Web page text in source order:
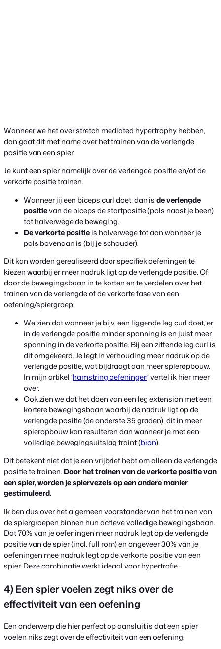
Wanneer we het over stretch mediated hypertrophy hebben,
dan gaat dit met name over het trainen van de verlengde
positie van een spier.
Je kunt een spier namelijk over de verlengde positie en/of de
verkorte positie trainen.
Wanneer jij een biceps curl doet, dan isde verlengde
positievan de biceps de startpositie (pols naast je been)
tot halverwege de beweging.
De verkorte positieis halverwege tot aan wanneer je
pols bovenaan is (bij je schouder).
Dit kan worden gerealiseerd door specifiek oefeningen te
kiezen waarbij er meer nadruk ligt op de verlengde positie. Of
door de bewegingsbaan in te korten en te verdelen over het
trainen van de verlengde of de verkorte fase van een
oefening/spiergroep.
We zien dat wanneer je bijv. een liggende leg curl doet, er
in de verlengde positie minder spanning is en juist meer
spanning in de verkorte positie. Bij een zittende leg curl is
dit omgekeerd. Je legt in verhouding meer nadruk op de
verlengde positie, wat bijdraagt aan meer spieropbouw.
In mijn artikel ‘hamstring oefeningen‘ vertel ik hier meer
over.
Ook zien we dat het doen van een leg extension met een
kortere bewegingsbaan waarbij de nadruk ligt op de
verlengde positie (de onderste 35 graden), dit in meer
spieropbouw kan resulteren dan wanneer je met een
volledige bewegingsuitslag traint (bron).
Dit betekent niet dat je een vrijbrief hebt om alleen de verlengde
positie te trainen. Door het trainen van de verkorte positie van
een spier, worden je spiervezels op een andere manier
gestimuleerd.
Ik ben dus over het algemeen voorstander van het trainen van
de spiergroepen binnen hun actieve volledige bewegingsbaan.
Dat 70% van je oefeningen meer nadruk legt op de verlengde
positie van de spier (incl. full rom) en ongeveer 30% van je
oefeningen mee nadruk legt op de verkorte positie van een
spier. Deze combinatie werkt ideaal voor hypertrofie.
4) Een spier voelen zegt niks over de
effectiviteit van een oefening
Een onderwerp die hier perfect op aansluit is dat een spier
voelen niks zegt over de effectiviteit van een oefening.